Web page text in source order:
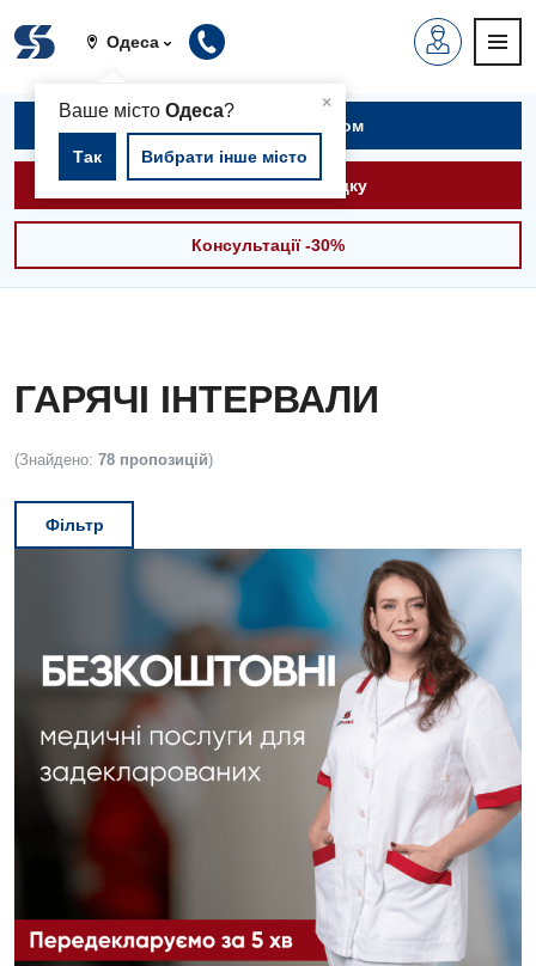
Одеса
×
Ваше містоОдеса?
Так Вибрати інше місто
Записатися на прийом
Викликати швидку
Консультації -30%
ГАРЯЧІ ІНТЕРВАЛИ
(Знайдено: 78 пропозицій)
Фільтр